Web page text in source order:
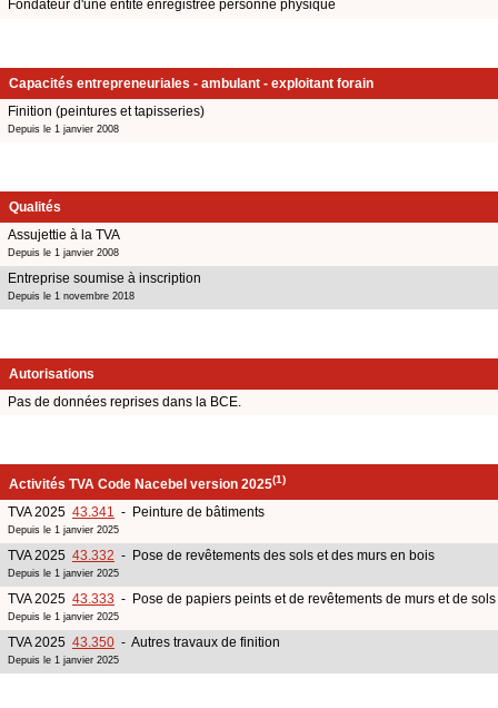
Fondateur d'une entité enregistrée personne physique
Capacités entrepreneuriales - ambulant - exploitant forain
Finition (peintures et tapisseries)
Depuis le 1 janvier 2008
Qualités
Assujettie à la TVA
Depuis le 1 janvier 2008
Entreprise soumise à inscription
Depuis le 1 novembre 2018
Autorisations
Pas de données reprises dans la BCE.
Activités TVA Code Nacebel version 2025(1)
TVA 2025 43.341 - Peinture de bâtiments
Depuis le 1 janvier 2025
TVA 2025 43.332 - Pose de revêtements des sols et des murs en bois
Depuis le 1 janvier 2025
TVA 2025 43.333 - Pose de papiers peints et de revêtements de murs et de
Depuis le 1 janvier 2025
TVA 2025 43.350 - Autres travaux de finition
Depuis le 1 janvier 2025